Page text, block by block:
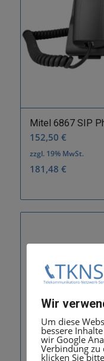
Mitel 6867 SIP
152,50 €
zzgl. 19% MwSt.
181,48 €
Wir
Um diese
bessere
wir Google
Verbindung zu
klicken Sie